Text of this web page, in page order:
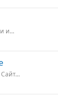
и...